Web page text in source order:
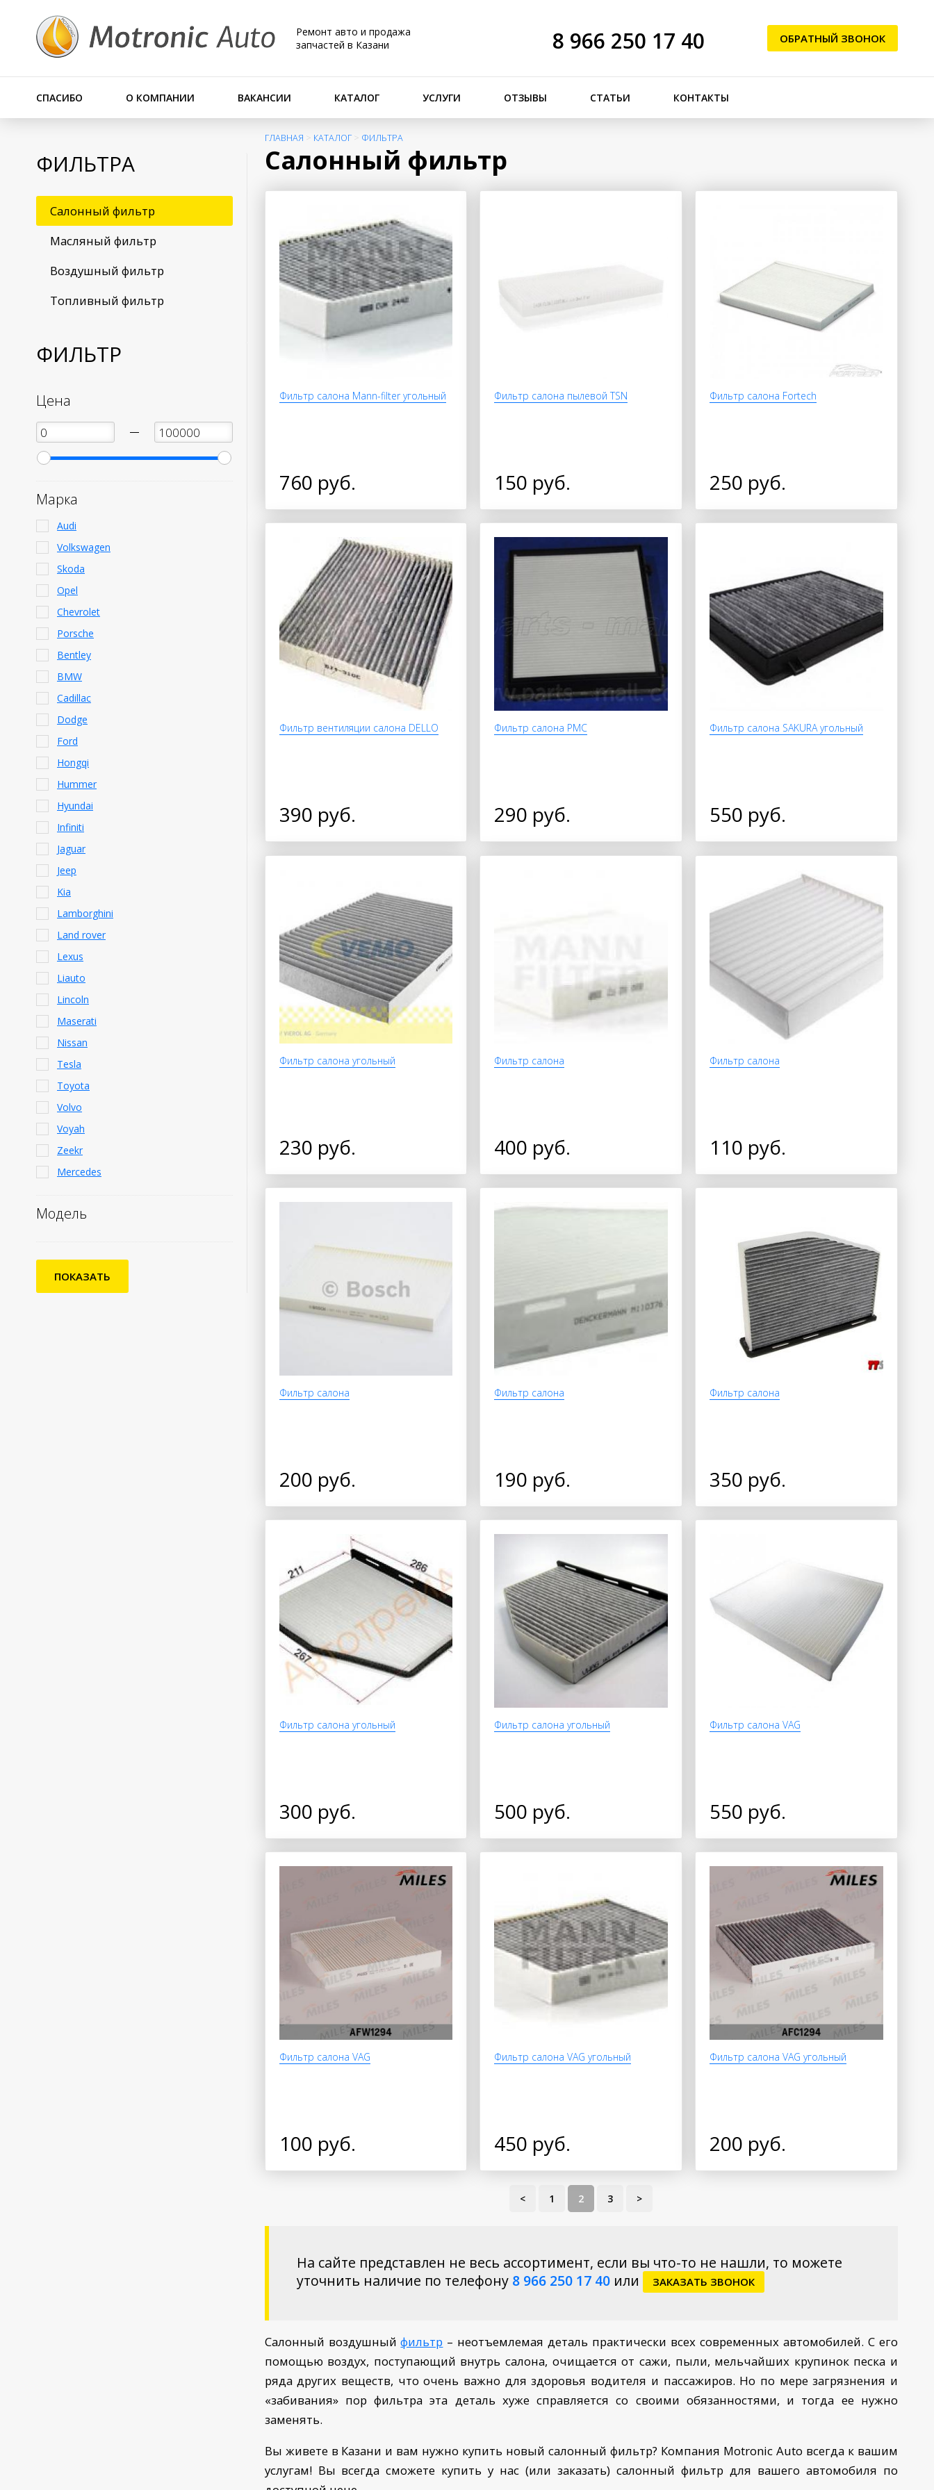
Ремонт авто и продажа
запчастей в Казани
8 966 250 17 40 ОБРАТНЫЙ ЗВОНОК
СПАСИБО О КОМПАНИИ ВАКАНСИИ КАТАЛОГ УСЛУГИ ОТЗЫВЫ СТАТЬИ КОНТАКТЫ
ФИЛЬТРА
Салонный фильтр
Масляный фильтр
Воздушный фильтр
Топливный фильтр
ФИЛЬТР
Цена
—
Марка
Audi
Volkswagen
Skoda
Opel
Chevrolet
Porsche
Bentley
BMW
Cadillac
Dodge
Ford
Hongqi
Hummer
Hyundai
Infiniti
Jaguar
Jeep
Kia
Lamborghini
Land rover
Lexus
Liauto
Lincoln
Maserati
Nissan
Tesla
Toyota
Volvo
Voyah
Zeekr
Mercedes
Модель
ПОКАЗАТЬ
ГЛАВНАЯ > КАТАЛОГ> ФИЛЬТРА
Салонный фильтр
Фильтр салона Mann-filter угольный
760 руб.
Фильтp салона пылевой TSN
150 руб.
Фильтр салона Fortech
250 руб.
Фильтр вентиляции салонa DELLO
390 руб.
Фильтр салона PMC
290 руб.
Фильтр салона SAKURA угольный
550 руб.
Фильтр салона угольный
230 руб.
Фильтр салона
400 руб.
Фильтр салона
110 руб.
Фильтр салона
200 руб.
Фильтр салона
190 руб.
Фильтр салона
350 руб.
Фильтр салона угольный
300 руб.
Фильтр салона угольный
500 руб.
Фильтр салона VAG
550 руб.
Фильтр салона VAG
100 руб.
Фильтр салона VAG угольный
450 руб.
Фильтр салона VAG угольный
200 руб.
< 1 2 3 >
На сайте представлен не весь ассортимент, если вы что-то не нашли, то можете
уточнить наличие по телефону 8 966 250 17 40или ЗАКАЗАТЬ ЗВОНОК
Салонный воздушныйфильтр – неотъемлемая деталь практически всех современных автомобилей. С его
помощью воздух, поступающий внутрь салона, очищается от сажи, пыли, мельчайших крупинок песка и
ряда других веществ, что очень важно для здоровья водителя и пассажиров. Но по мере загрязнения и
«забивания» пор фильтра эта деталь хуже справляется со своими обязанностями, и тогда ее нужно
заменять.
Вы живете в Казани и вам нужно купить новый салонный фильтр? Компания MotronicAuto всегда к вашим
услугам! Вы всегда сможете купить у нас (или заказать) салонный фильтр для вашего автомобиля по